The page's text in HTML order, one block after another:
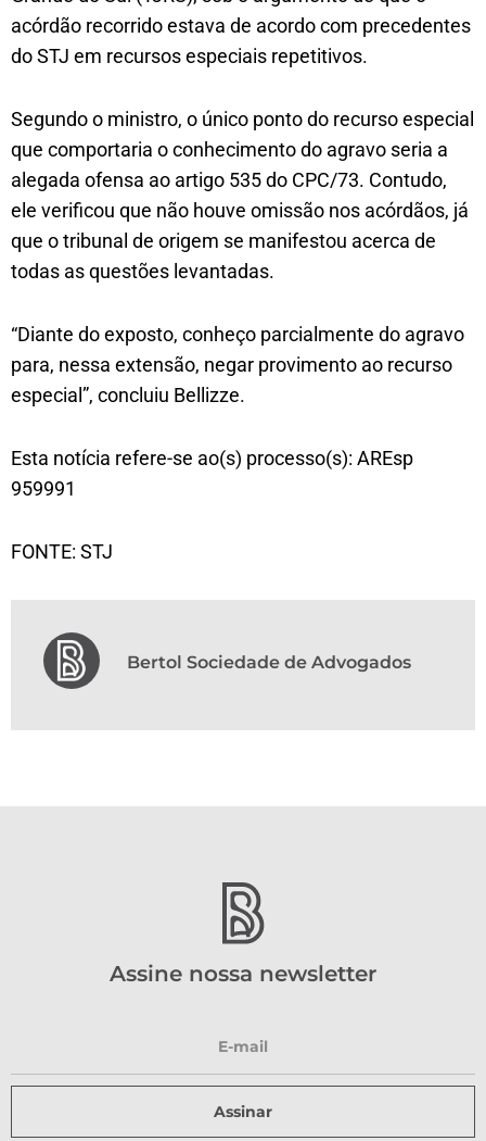
acórdão recorrido estava de acordo com precedentes
do STJ em recursos especiais repetitivos.
Segundo o ministro, o único ponto do recurso especial
que comportaria o conhecimento do agravo seria a
alegada ofensa ao artigo 535 do CPC/73. Contudo,
ele verificou que não houve omissão nos acórdãos, já
que o tribunal de origem se manifestou acerca de
todas as questões levantadas.
“Diante do exposto, conheço parcialmente do agravo
para, nessa extensão, negar provimento ao recurso
especial”, concluiu Bellizze.
Esta notícia refere-se ao(s) processo(s): AREsp
959991
FONTE: STJ
Bertol Sociedade de Advogados
Assine nossa newsletter
Assinar